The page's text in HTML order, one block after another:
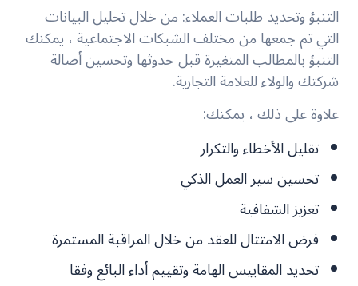
التنبؤ وتحديد طلبات العملاء: من خلال تحليل البيانات
التي تم جمعها من مختلف الشبكات الاجتماعية ، يمكنك
التنبؤ بالمطالب المتغيرة قبل حدوثها وتحسين أصالة
شركتك والولاء للعلامة التجارية.
علاوة على ذلك ، يمكنك:
تقليل الأخطاء والتكرار
تحسين سير العمل الذكي
تعزيز الشفافية
فرض الامتثال للعقد من خلال المراقبة المستمرة
تحديد المقاييس الهامة وتقييم أداء البائع وفقا